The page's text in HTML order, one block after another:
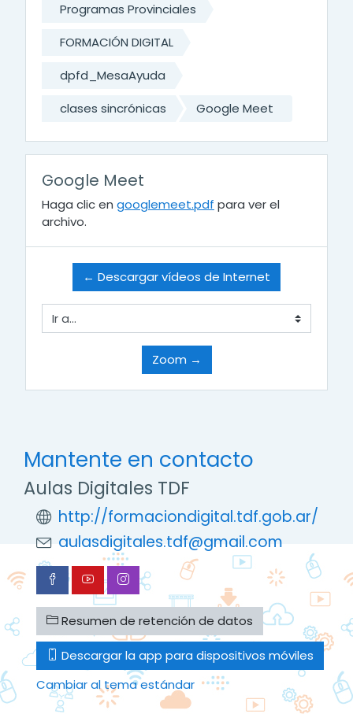
Programas Provinciales
FORMACIÓN DIGITAL
dpfd_MesaAyuda
clases sincrónicas
Google Meet
Google Meet
Haga clic en googlemeet.pdf para ver el
archivo.
← Descargar vídeos de Internet
Ir a...
Zoom →
Mantente en contacto
Aulas Digitales TDF
http://formaciondigital.tdf.gob.ar/
aulasdigitales.tdf@gmail.com
Resumen de retención de datos
Descargar la app para dispositivos móviles
Cambiar al tema estándar